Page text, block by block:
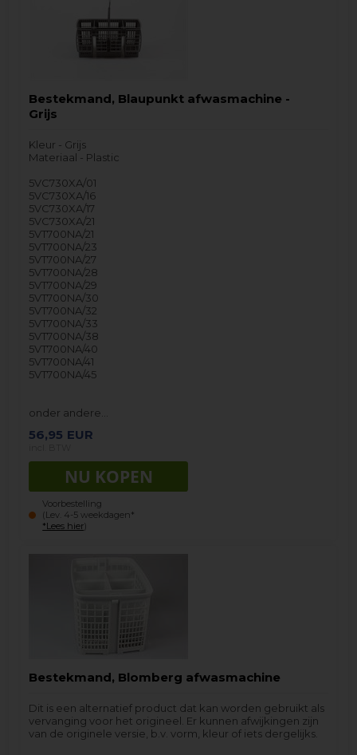
Bestekmand, Blaupunkt afwasmachine -
Grijs
Kleur - Grijs
Materiaal - Plastic
5VC730XA/01
5VC730XA/16
5VC730XA/17
5VC730XA/21
5VT700NA/21
5VT700NA/23
5VT700NA/27
5VT700NA/28
5VT700NA/29
5VT700NA/30
5VT700NA/32
5VT700NA/33
5VT700NA/38
5VT700NA/40
5VT700NA/41
5VT700NA/45
onder andere…
56,95 EUR
Voorbestelling
(Lev. 4-5 weekdagen*
*Lees hier)
Bestekmand, Blomberg afwasmachine
Dit is een alternatief product dat kan worden gebruikt als
vervanging voor het origineel. Er kunnen afwijkingen zijn
van de originele versie, b.v. vorm, kleur of iets dergelijks.